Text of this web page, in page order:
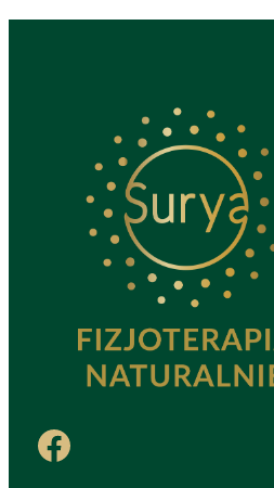
Facebook